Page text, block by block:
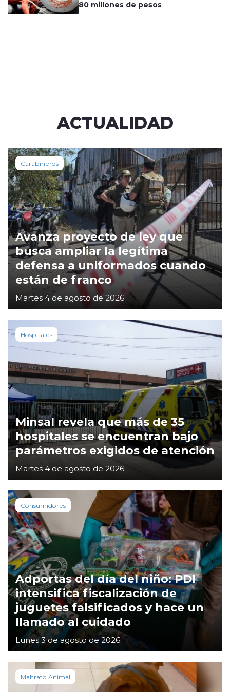
80 millones de pesos
ACTUALIDAD
Carabineros
Avanza proyecto de ley que
busca ampliar la legítima
defensa a uniformados cuando
están de franco
Martes 4 de agosto de 2026
Hospitales
Minsal revela que más de 35
hospitales se encuentran bajo
parámetros exigidos de atención
Martes 4 de agosto de 2026
Consumidores
Adportas del día del niño: PDI
intensifica fiscalización de
juguetes falsificados y hace un
llamado al cuidado
Lunes 3 de agosto de 2026
Maltrato Animal